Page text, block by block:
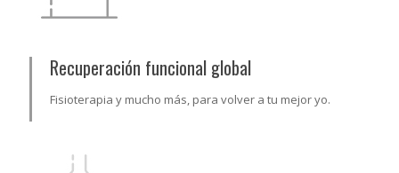
Recuperación funcional global
Fisioterapia y mucho más, para volver a tu mejor yo.